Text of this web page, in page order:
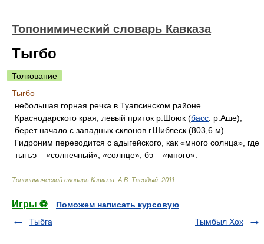
Топонимический словарь Кавказа
Тыгбо
Толкование
Тыгбо
небольшая горная речка в Туапсинском районе
Краснодарского края, левый приток р.Шоюк (басс . р.Аше),
берет начало с западных склонов г.Шиблеск (803,6 м).
Гидроним переводится с адыгейского, как «много солнца», где
тыгъэ – «солнечный», «солнце»; бэ – «много».
Топонимический словарь Кавказа А.В. Твердый 2011
Игры ⚽
Поможем написать курсовую
Тыбга
Тымбыл Хох